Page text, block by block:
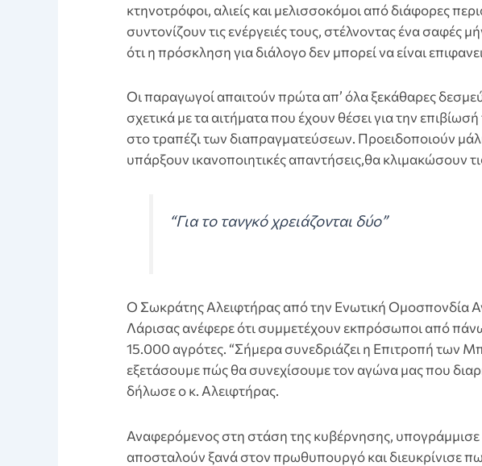
κτηνοτρόφοι, αλιείς και μελισσοκόμοι από διάφορες
συντονίζουν τις ενέργειές τους, στέλνοντας ένα σαφές
ότι η πρόσκληση για διάλογο δεν μπορεί να είναι
Οι παραγωγοί απαιτούν πρώτα απ’ όλα ξεκάθαρες
σχετικά με τα αιτήματα που έχουν θέσει για την
στο τραπέζι των διαπραγματεύσεων. Προειδοποιούν
υπάρξουν ικανοποιητικές απαντήσεις,θα κλιμακώσουν
“Για το τανγκό χρειάζονται δύο”
Ο Σωκράτης Αλειφτήρας από την Ενωτική Ομοσπονδία
Λάρισας ανέφερε ότι συμμετέχουν εκπρόσωποι από
15.000 αγρότες. “Σήμερα συνεδριάζει η Επιτροπή των
εξετάσουμε πώς θα συνεχίσουμε τον αγώνα μας που
δήλωσε ο κ. Αλειφτήρας.
Αναφερόμενος στη στάση της κυβέρνησης, υπογράμμισε
αποσταλούν ξανά στον πρωθυπουργό και διευκρίνισε